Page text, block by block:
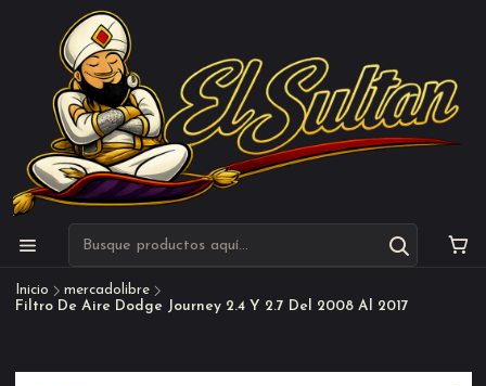
Inicio
mercadolibre
Filtro De Aire Dodge Journey 2.4 Y 2.7 Del 2008 Al 2017